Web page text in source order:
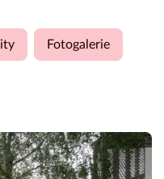
Fotogalerie